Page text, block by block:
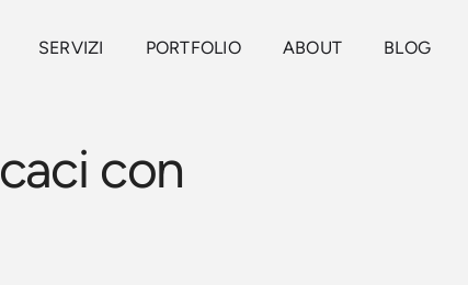
SERVIZI PORTFOLIO ABOUT BLOG
con